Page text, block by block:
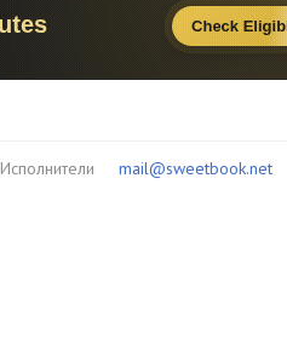
Исполнители mail@sweetbook.net